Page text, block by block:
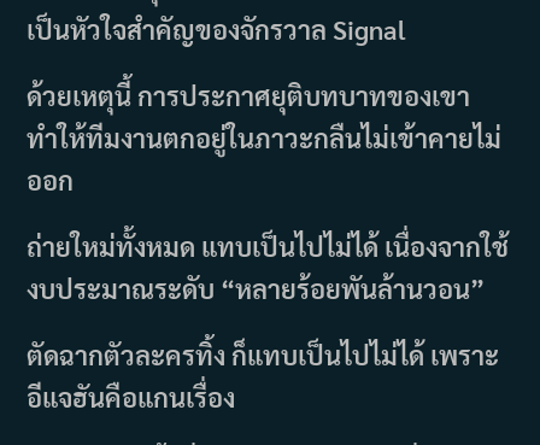
เป็นหัวใจสำคัญของจักรวาล Signal
ด้วยเหตุนี้ การประกาศยุติบทบาทของเขา
ทำให้ทีมงานตกอยู่ในภาวะกลืนไม่เข้าคายไม่
ออก
ถ่ายใหม่ทั้งหมด แทบเป็นไปไม่ได้ เนื่องจากใช้
งบประมาณระดับ “หลายร้อยพันล้านวอน”
ตัดฉากตัวละครทิ้ง ก็แทบเป็นไปไม่ได้ เพราะ
อีแจฮันคือแกนเรื่อง